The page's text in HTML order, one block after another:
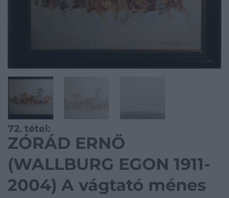
72. tétel:
ZÓRÁD ERNŐ
(WALLBURG EGON 1911-
2004) A vágtató ménes